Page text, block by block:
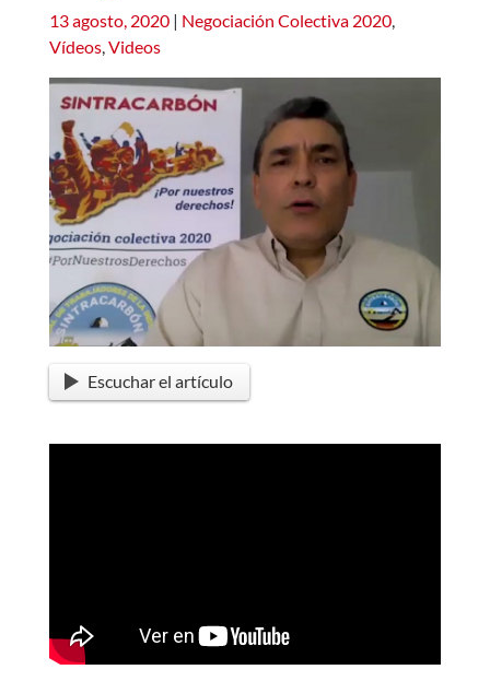
13 agosto, 2020 | Negociación Colectiva 2020,
Vídeos,Videos
Escuchar el artículo